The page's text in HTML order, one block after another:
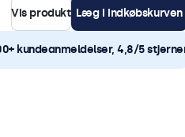
Vis produkt Læg i indkøbskurven
kundeanmeldelser, 4,8/5